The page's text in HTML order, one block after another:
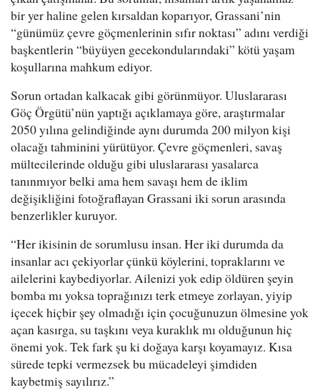
bir yer haline gelen kırsaldan koparıyor, Grassani’nin
“günümüz çevre göçmenlerinin sıfır noktası” adını verdiği
başkentlerin “büyüyen gecekondularındaki” kötü yaşam
koşullarına mahkum ediyor.
Sorun ortadan kalkacak gibi görünmüyor. Uluslararası
Göç Örgütü’nün yaptığı açıklamaya göre, araştırmalar
2050 yılına gelindiğinde aynı durumda 200 milyon kişi
olacağı tahminini yürütüyor. Çevre göçmenleri, savaş
mültecilerinde olduğu gibi uluslararası yasalarca
tanınmıyor belki ama hem savaşı hem de iklim
değişikliğini fotoğraflayan Grassani iki sorun arasında
benzerlikler kuruyor.
“Her ikisinin de sorumlusu insan. Her iki durumda da
insanlar acı çekiyorlar çünkü köylerini, topraklarını ve
ailelerini kaybediyorlar. Ailenizi yok edip öldüren şeyin
bomba mı yoksa toprağınızı terk etmeye zorlayan, yiyip
içecek hiçbir şey olmadığı için çocuğunuzun ölmesine yok
açan kasırga, su taşkını veya kuraklık mı olduğunun hiç
önemi yok. Tek fark şu ki doğaya karşı koyamayız. Kısa
sürede tepki vermezsek bu mücadeleyi şimdiden
kaybetmiş sayılırız.”